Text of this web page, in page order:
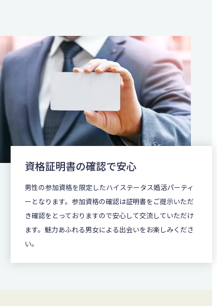
資格証明書の確認で安心
男性の参加資格を限定したハイステータス婚活パーティ
ーとなります。参加資格の確認は証明書をご提示いただ
き確認をとっておりますので安心して交流していただけ
ます。魅力あふれる男女による出会いをお楽しみくださ
い。